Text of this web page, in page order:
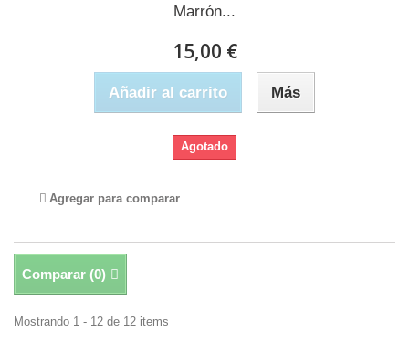
Marrón...
15,00 €
Añadir al carrito Más
Agotado
Agregar para comparar
Comparar (0)
Mostrando 1 - 12 de 12 items